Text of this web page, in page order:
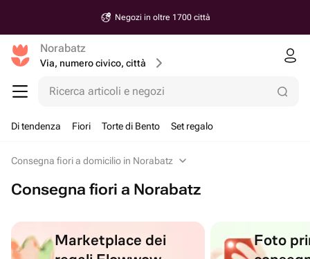
Negozi in oltre 1700 città
Norabatz
Via, numero civico, città
Ricerca articoli e negozi
Di tendenza Fiori Torte di Bento Set regalo
Consegna fiori a domicilio in Norabatz
Consegna fiori a Norabatz
Marketplace dei Foto